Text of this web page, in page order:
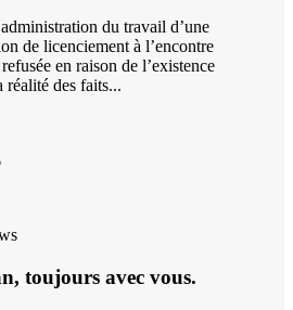
du travail d’une
de licenciement à l’encontre
en raison de l’existence
réalité des faits...
toujours avec vous.